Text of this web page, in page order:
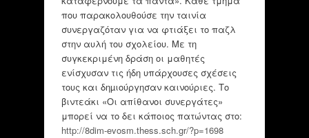
που παρακολουθούσε την ταινία
συνεργαζόταν για να φτιάξει το παζλ
στην αυλή του σχολείου. Με τη
συγκεκριμένη δράση οι μαθητές
ενίσχυσαν τις ήδη υπάρχουσες σχέσεις
τους και δηµιούργησαν καινούριες. Το
βιντεάκι «Οι απίθανοι συνεργάτες»
μπορεί να το δει κάποιος πατώντας στο:
http://8dim-evosm.thess.sch.gr/?p=1698